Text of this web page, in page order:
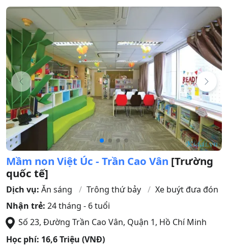
Mầm non Việt Úc - Trần Cao Vân [Trường
quốc tế]
Dịch vụ: Ăn sáng Trông thứ bảy
Xe buýt đưa đón
Nhận trẻ: 24 tháng - 6 tuổi
Số 23, Đường Trần Cao Vân, Quận 1, Hồ Chí Minh
Học phí: 16,6 Triệu (VNĐ)